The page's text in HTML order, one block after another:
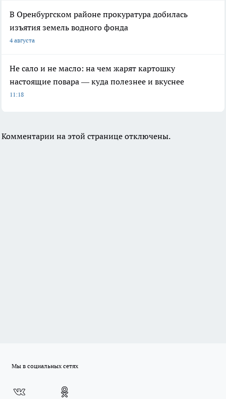
В Оренбургском районе прокуратура добилась
изъятия земель водного фонда
4 августа
Не сало и не масло: на чем жарят картошку
настоящие повара — куда полезнее и вкуснее
11:18
Комментарии на этой странице отключены.
Мы в социальных сетях